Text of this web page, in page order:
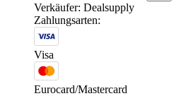
Verkäufer: Dealsupply
Zahlungsarten:
Visa
Eurocard/Mastercard